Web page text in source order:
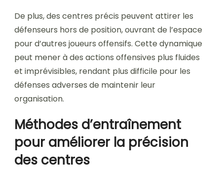
De plus, des centres précis peuvent attirer les
défenseurs hors de position, ouvrant de l’espace
pour d’autres joueurs offensifs. Cette dynamique
peut mener à des actions offensives plus fluides
et imprévisibles, rendant plus difficile pour les
défenses adverses de maintenir leur
organisation.
Méthodes d’entraînement
pour améliorer la précision
des centres